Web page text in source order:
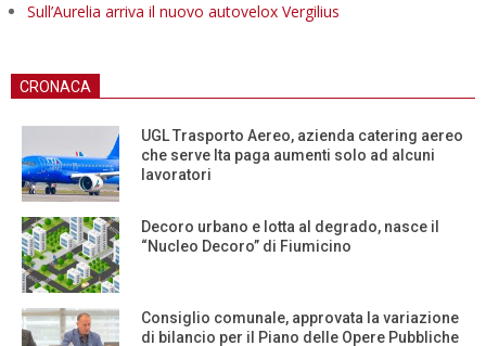
Sull’Aurelia arriva il nuovo autovelox Vergilius
CRONACA
UGL Trasporto Aereo, azienda catering aereo
che serve Ita paga aumenti solo ad alcuni
lavoratori
Decoro urbano e lotta al degrado, nasce il
“Nucleo Decoro” di Fiumicino
Consiglio comunale, approvata la variazione
di bilancio per il Piano delle Opere Pubbliche